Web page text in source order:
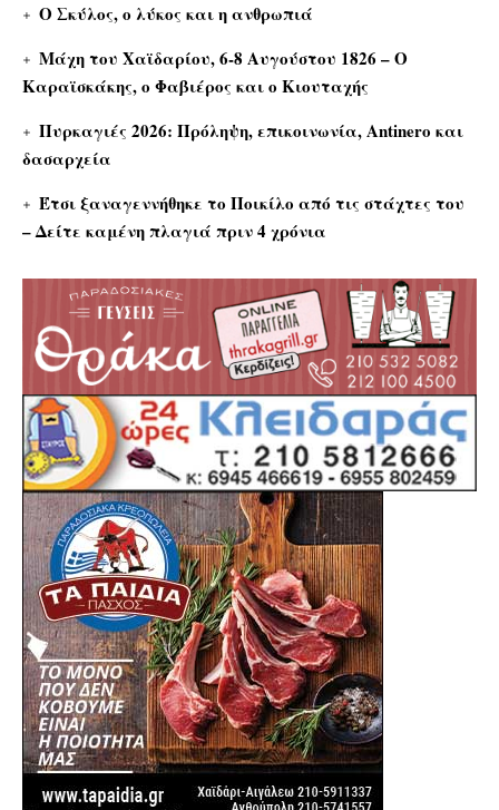
Ο Σκύλος, ο λύκος και η ανθρωπιά
Μάχη του Χαϊδαρίου, 6-8 Αυγούστου 1826 – Ο
Καραϊσκάκης, ο Φαβιέρος και ο Κιουταχής
Πυρκαγιές 2026: Πρόληψη, επικοινωνία, Antinero και
δασαρχεία
Έτσι ξαναγεννήθηκε το Ποικίλο από τις στάχτες του
– Δείτε καμένη πλαγιά πριν 4 χρόνια